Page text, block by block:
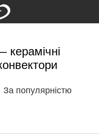
керамічні
За популярністю